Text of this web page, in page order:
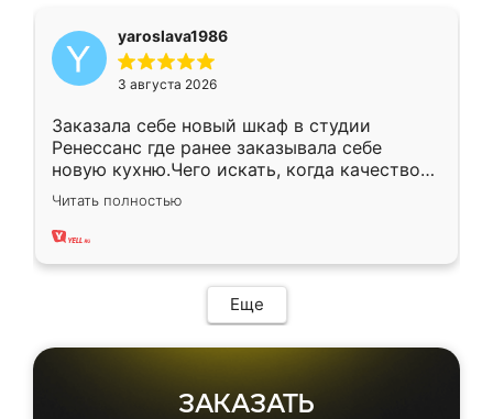
yaroslava1986
3 августа 2026
Заказала себе новый шкаф в студии
Ренессанс где ранее заказывала себе
новую кухню.Чего искать, когда качеством
вполне довольна. Служит кухня уже почти
два года, нареканий нет.
Читать полностью
Еще
ЗАКАЗАТЬ